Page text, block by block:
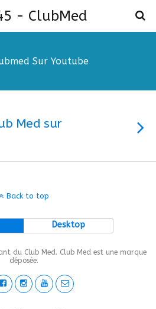
- ClubMed
Sur Youtube
Med sur
Back to top
Desktop
du Club Med. Club Med est une marque
déposée.